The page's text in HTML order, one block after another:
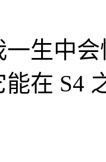
一生中
在 S4